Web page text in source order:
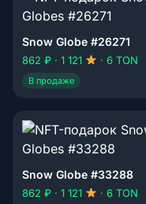
Snow Globe #26271
862 ₽ · 1 121 · 6 TON
В продаже
Snow Globe #33288
862 ₽ · 1 121 · 6 TON